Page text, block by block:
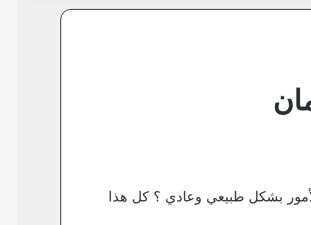
بشكل طبيعي وعادي ؟ كل هذا